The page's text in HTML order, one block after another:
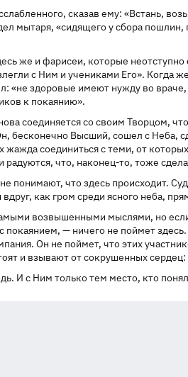
сказав ему: «Встань,
мытаря, «сидящего у сбора
же и фарисеи, которые
с Ним и учениками Его». Когда
«не здоровые имеют нужду во
к покаянию».
соединяется со своим Творцом,
бесконечно Высший, сошел с Неба,
жажда соединиться с теми, от
радуются, что, наконец-то, тоже
что здесь происходит.
как гром среди ясного неба,
возвышенными мыслями, но
— ничего не поймет
Он не поймет, что этих
и взывают от сокрушенных сердец:
И с Ним только тем место, кто